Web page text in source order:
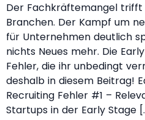
Der Fachkräftemangel trifft
Branchen. Der Kampf um
für Unternehmen deutlich
nichts Neues mehr. Die
Fehler, die ihr unbedingt
deshalb in diesem Beitrag!
Recruiting Fehler #1 –
Startups in der Early Stage